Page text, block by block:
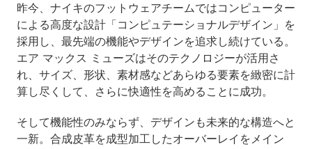
昨今、ナイキのフットウェアチームではコンピューター
による高度な設計「コンピュテーショナルデザイン」を
採用し、最先端の機能やデザインを追求し続けている。
エア マックス ミューズはそのテクノロジーが活用さ
れ、サイズ、形状、素材感などあらゆる要素を緻密に計
算し尽くして、さらに快適性を高めることに成功。
そして機能性のみならず、デザインも未来的な構造へと
一新。合成皮革を成型加工したオーバーレイをメイン